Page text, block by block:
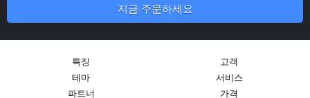
지금 주문하세요
특징
고객
테마
서비스
파트너
가격